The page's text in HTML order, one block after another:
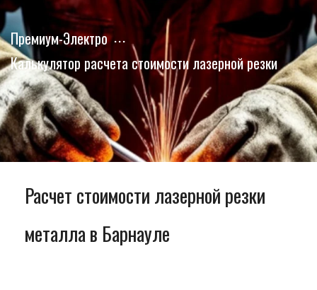
Премиум-Электро
Калькулятор расчета стоимости лазерной резки
Расчет стоимости лазерной резки
металла в Барнауле